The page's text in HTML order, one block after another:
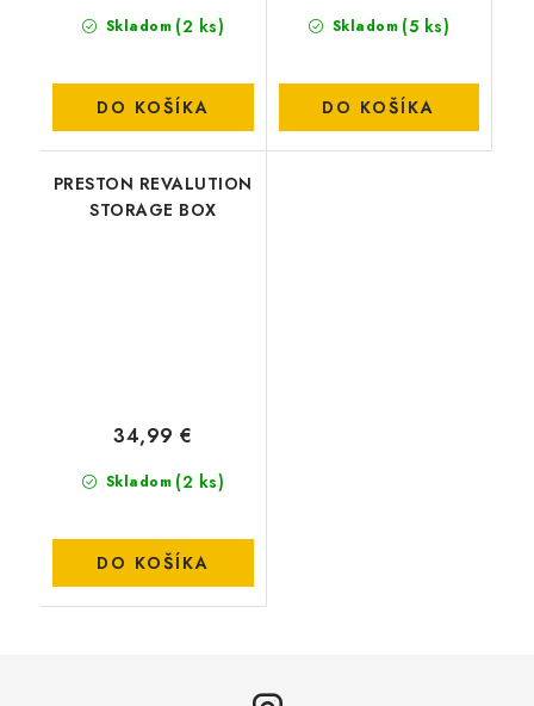
Skladom (2 ks)
DO KOŠÍKA
Skladom (5 ks)
DO KOŠÍKA
PRESTON REVALUTION
STORAGE BOX
Skladom (2 ks)
34,99 €
DO KOŠÍKA